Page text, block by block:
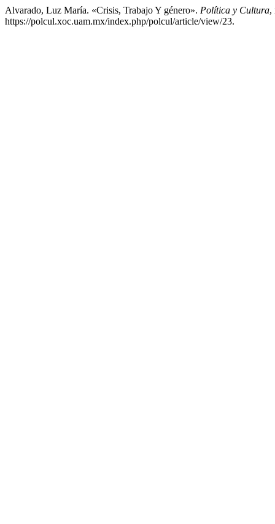
Alvarado, Luz María. «Crisis, Trabajo Y género». Política y Cultura,
https://polcul.xoc.uam.mx/index.php/polcul/article/view/23.